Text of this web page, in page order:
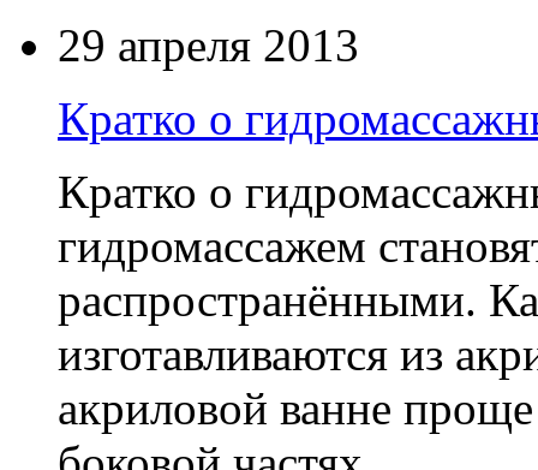
29 апреля 2013
Кратко о
Кратко о
гидромассажем
распространёнными.
изготавливаются из
акриловой ванне